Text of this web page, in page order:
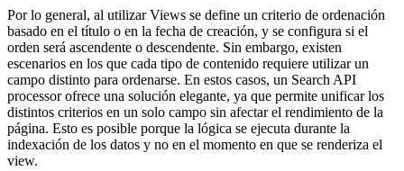
Por lo general, al utilizar Views se define un criterio de ordenación
basado en el título o en la fecha de creación, y se configura si el
orden será ascendente o descendente. Sin embargo, existen
escenarios en los que cada tipo de contenido requiere utilizar un
campo distinto para ordenarse. En estos casos, un Search API
processor ofrece una solución elegante, ya que permite unificar los
distintos criterios en un solo campo sin afectar el rendimiento de la
página. Esto es posible porque la lógica se ejecuta durante la
indexación de los datos y no en el momento en que se renderiza el
view.